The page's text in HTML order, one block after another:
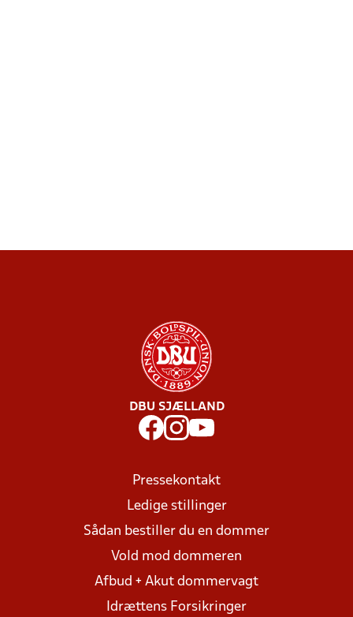
DBU SJÆLLAND
Pressekontakt
Ledige stillinger
Sådan bestiller du en dommer
Vold mod dommeren
Afbud + Akut dommervagt
Idrættens Forsikringer